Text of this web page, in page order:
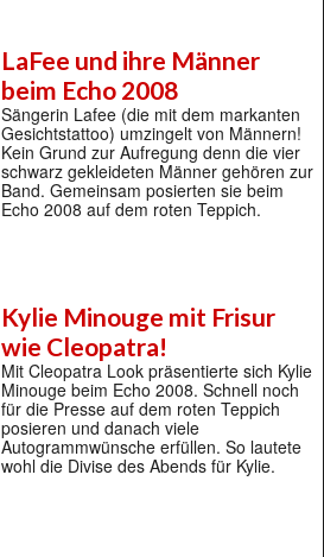
LaFee und ihre Männer
beim Echo 2008
Sängerin Lafee (die mit dem markanten
Gesichtstattoo) umzingelt von Männern!
Kein Grund zur Aufregung denn die vier
schwarz gekleideten Männer gehören zur
Band. Gemeinsam posierten sie beim
Echo 2008 auf dem roten Teppich.
Kylie Minouge mit Frisur
wie Cleopatra!
Mit Cleopatra Look präsentierte sich Kylie
Minouge beim Echo 2008. Schnell noch
für die Presse auf dem roten Teppich
posieren und danach viele
Autogrammwünsche erfüllen. So lautete
wohl die Divise des Abends für Kylie.